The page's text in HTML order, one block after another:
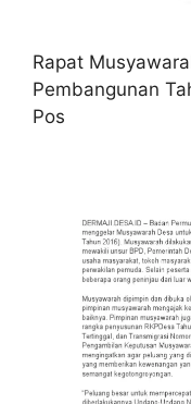
Rapat
Pembangunan
Pos